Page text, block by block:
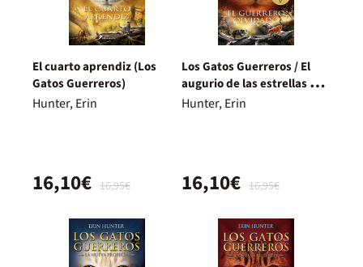
El cuarto aprendiz (Los
Gatos Guerreros)
Hunter, Erin
16,95€
16,10€
Los Gatos Guerreros / El
augurio de las estrellas 5 -
El guerrero olvidado
Hunter, Erin
16,95€
16,10€